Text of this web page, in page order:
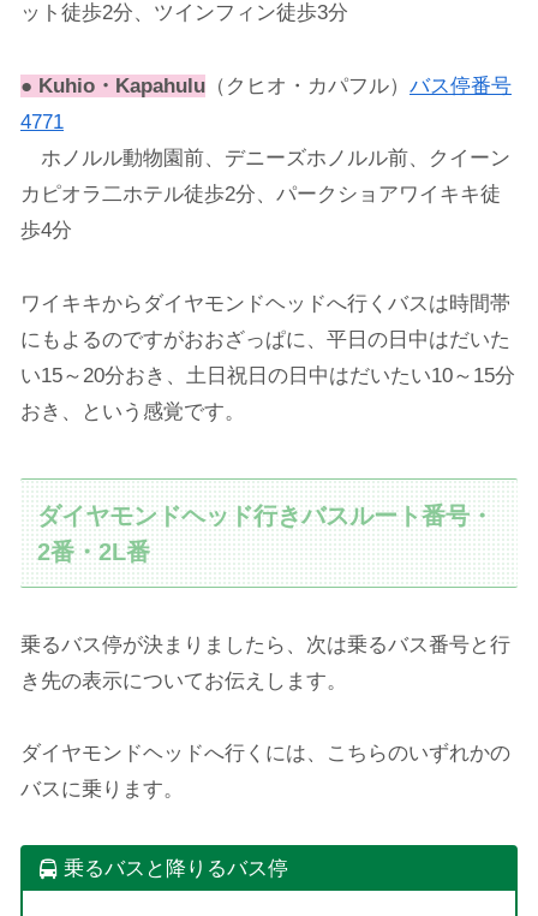
ット徒歩2分、ツインフィン徒歩3分
● Kuhio・Kapahulu （クヒオ・カパフル） バス停番号
4771
ホノルル動物園前、デニーズホノルル前、クイーン
カピオラ二ホテル徒歩2分、パークショアワイキキ徒
歩4分
ワイキキからダイヤモンドヘッドへ行くバスは時間帯
にもよるのですがおおざっぱに、平日の日中はだいた
い15～20分おき、土日祝日の日中はだいたい10～15分
おき、という感覚です。
ダイヤモンドヘッド行きバスルート番号・
2番・2L番
乗るバス停が決まりましたら、次は乗るバス番号と行
き先の表示についてお伝えします。
ダイヤモンドヘッドへ行くには、こちらのいずれかの
バスに乗ります。
乗るバスと降りるバス停